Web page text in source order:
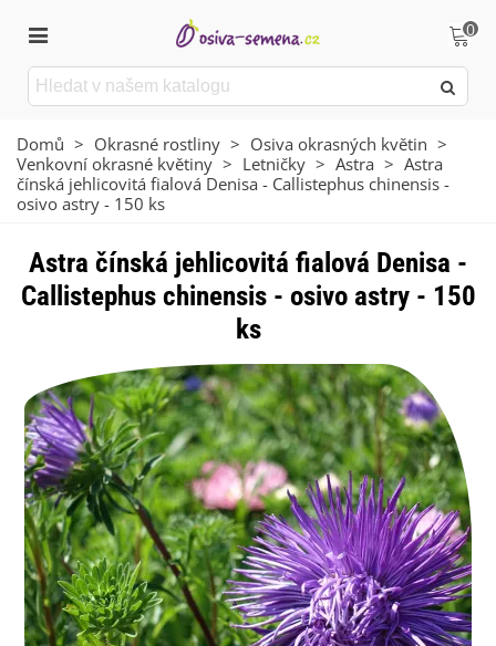
0
Domů > Okrasné rostliny > Osiva okrasných květin >
Venkovní okrasné květiny > Letničky > Astra > Astra
čínská jehlicovitá fialová Denisa - Callistephus chinensis -
osivo astry - 150 ks
Astra čínská jehlicovitá fialová Denisa -
Callistephus chinensis - osivo astry - 150
ks